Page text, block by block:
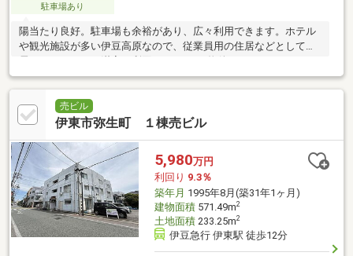
駐車場あり
陽当たり良好。駐車場も余裕があり、広々利用できます。ホテル
や観光施設が多い伊豆高原なので、従業員用の住居などとしても
売ビル
伊東市弥生町 １棟売ビル
5,980万円
利回り 9.3％
築年月 1995年8月(築31年1ヶ月)
建物面積571.49m2
土地面積233.25m2
伊豆急行 伊東駅 徒歩12分